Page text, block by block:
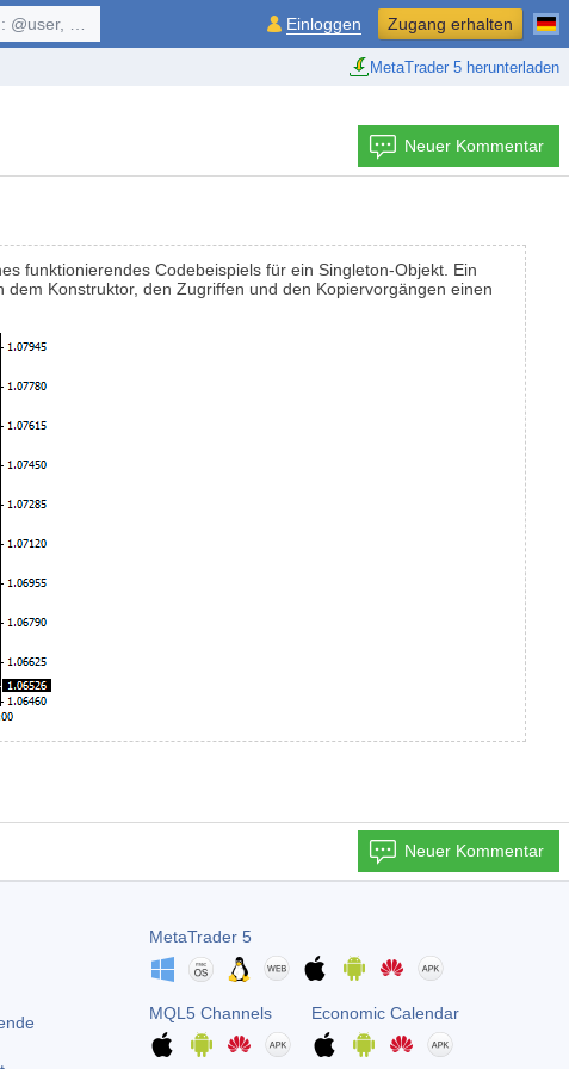
MetaTrader 5 herunterladen
... Einloggen Zugang erhalten
Neuer Kommentar
funktionierendes Codebeispiels für ein Singleton-Objekt. Ein
Konstruktor, den Zugriffen und den Kopiervorgängen einen
Neuer Kommentar
MetaTrader 5
MQL5 Channels Economic Calendar